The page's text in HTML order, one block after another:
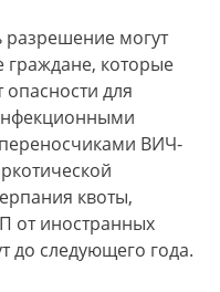
разрешение могут
граждане, которые
опасности для
ВИЧ-
квоты,
от иностранных
до следующего года.